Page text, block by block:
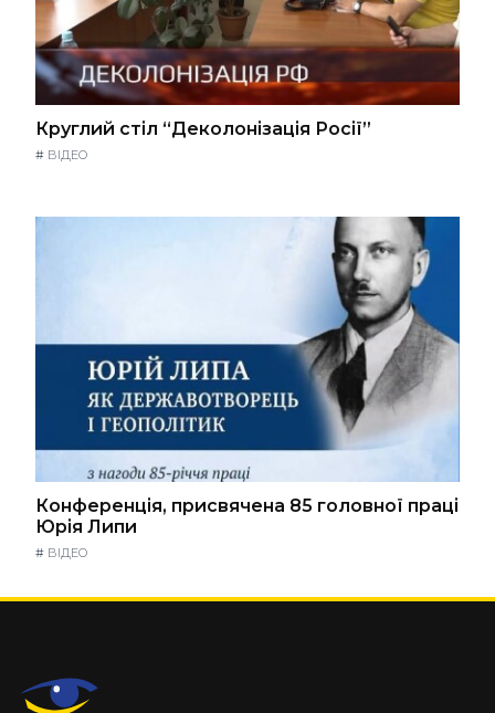
Круглий стіл “Деколонізація Росії”
# ВІДЕО
Конференція, присвячена 85 головної праці
Юрія Липи
# ВІДЕО